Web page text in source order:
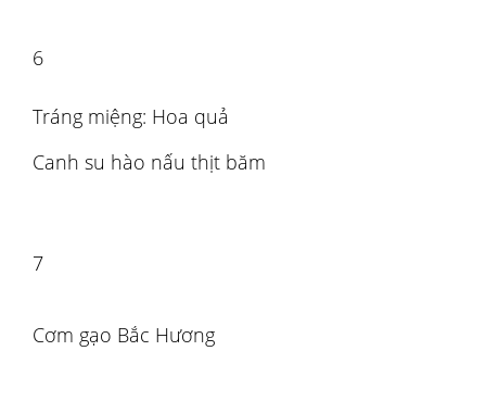
6
Tráng miệng: Hoa quả
Canh su hào nấu thịt băm
7
Cơm gạo Bắc Hương